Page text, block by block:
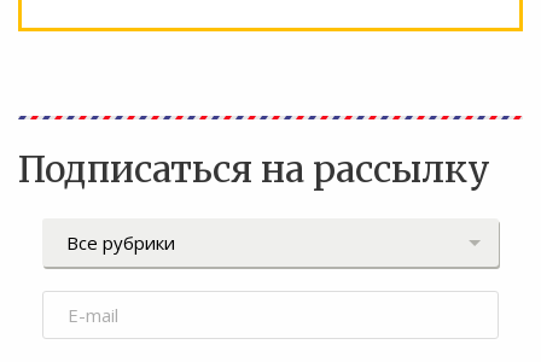
Подписаться на рассылку